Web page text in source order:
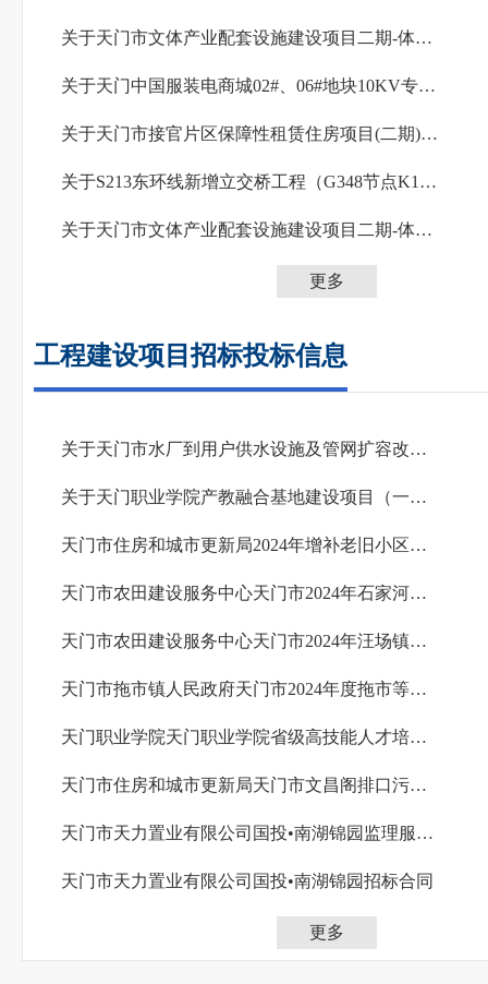
关于天门市文体产业配套设施建设项目二期-体育馆及配套项目监理服务(招标项目)天门市文...
关于天门中国服装电商城02#、06#地块10KV专变配电及专线线路建设工程(招标项目)天门中国...
关于天门市接官片区保障性租赁住房项目(二期)12#、13#、14#楼装修工程的定标候选人公示
关于S213东环线新增立交桥工程（G348节点K15+140-K16+850）设计施工总承包招标的中标候...
关于天门市文体产业配套设施建设项目二期-体育馆及配套项目EPC工程(招标项目)天门市文体...
更多
工程建设项目招标投标信息
关于天门市水厂到用户供水设施及管网扩容改造提升工程(一期)监理服务的开标情况
关于天门职业学院产教融合基地建设项目（一期）勘察设计服务的开标情况
天门市住房和城市更新局2024年增补老旧小区改造项目（第一批）监理三标段招标合同
天门市农田建设服务中心天门市2024年石家河镇、黄潭镇高标准农田建设项目施工2标招标合同
天门市农田建设服务中心天门市2024年汪场镇高标准农田建设项目施工5标招标合同
天门市拖市镇人民政府天门市2024年度拖市等镇土地开发项目招标合同
天门职业学院天门职业学院省级高技能人才培训基地建设项目（一期）勘察服务招标合同
天门市住房和城市更新局天门市文昌阁排口污水应急处理项目（一期）EPC总承包招标合同
天门市天力置业有限公司国投•南湖锦园监理服务招标合同
天门市天力置业有限公司国投•南湖锦园招标合同
更多